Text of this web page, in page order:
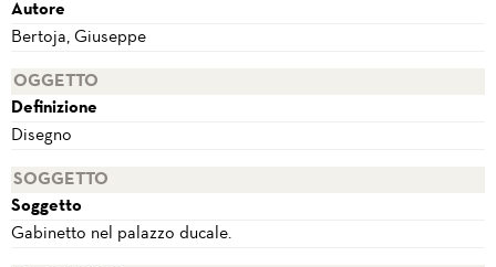
Autore
Bertoja, Giuseppe
OGGETTO
Definizione
Disegno
SOGGETTO
Soggetto
Gabinetto nel palazzo ducale.